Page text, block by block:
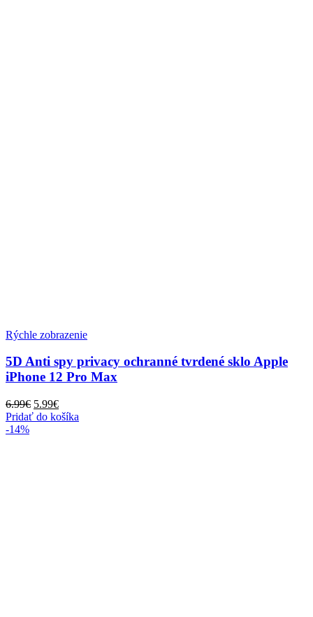
Rýchle zobrazenie
5D Anti spy privacy ochranné tvrdené sklo Apple
iPhone 12 Pro Max
6.99€ Pôvodná
cena
5.99€Aktuálna
cena
Pridať do košíka
-14%